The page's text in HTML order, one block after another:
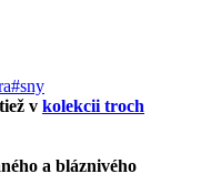
#sny
v kolekcii troch
a bláznivého